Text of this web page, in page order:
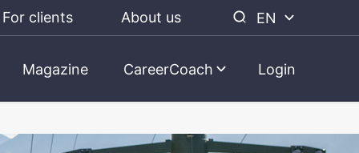
For clients About us EN
Magazine CareerCoach Login